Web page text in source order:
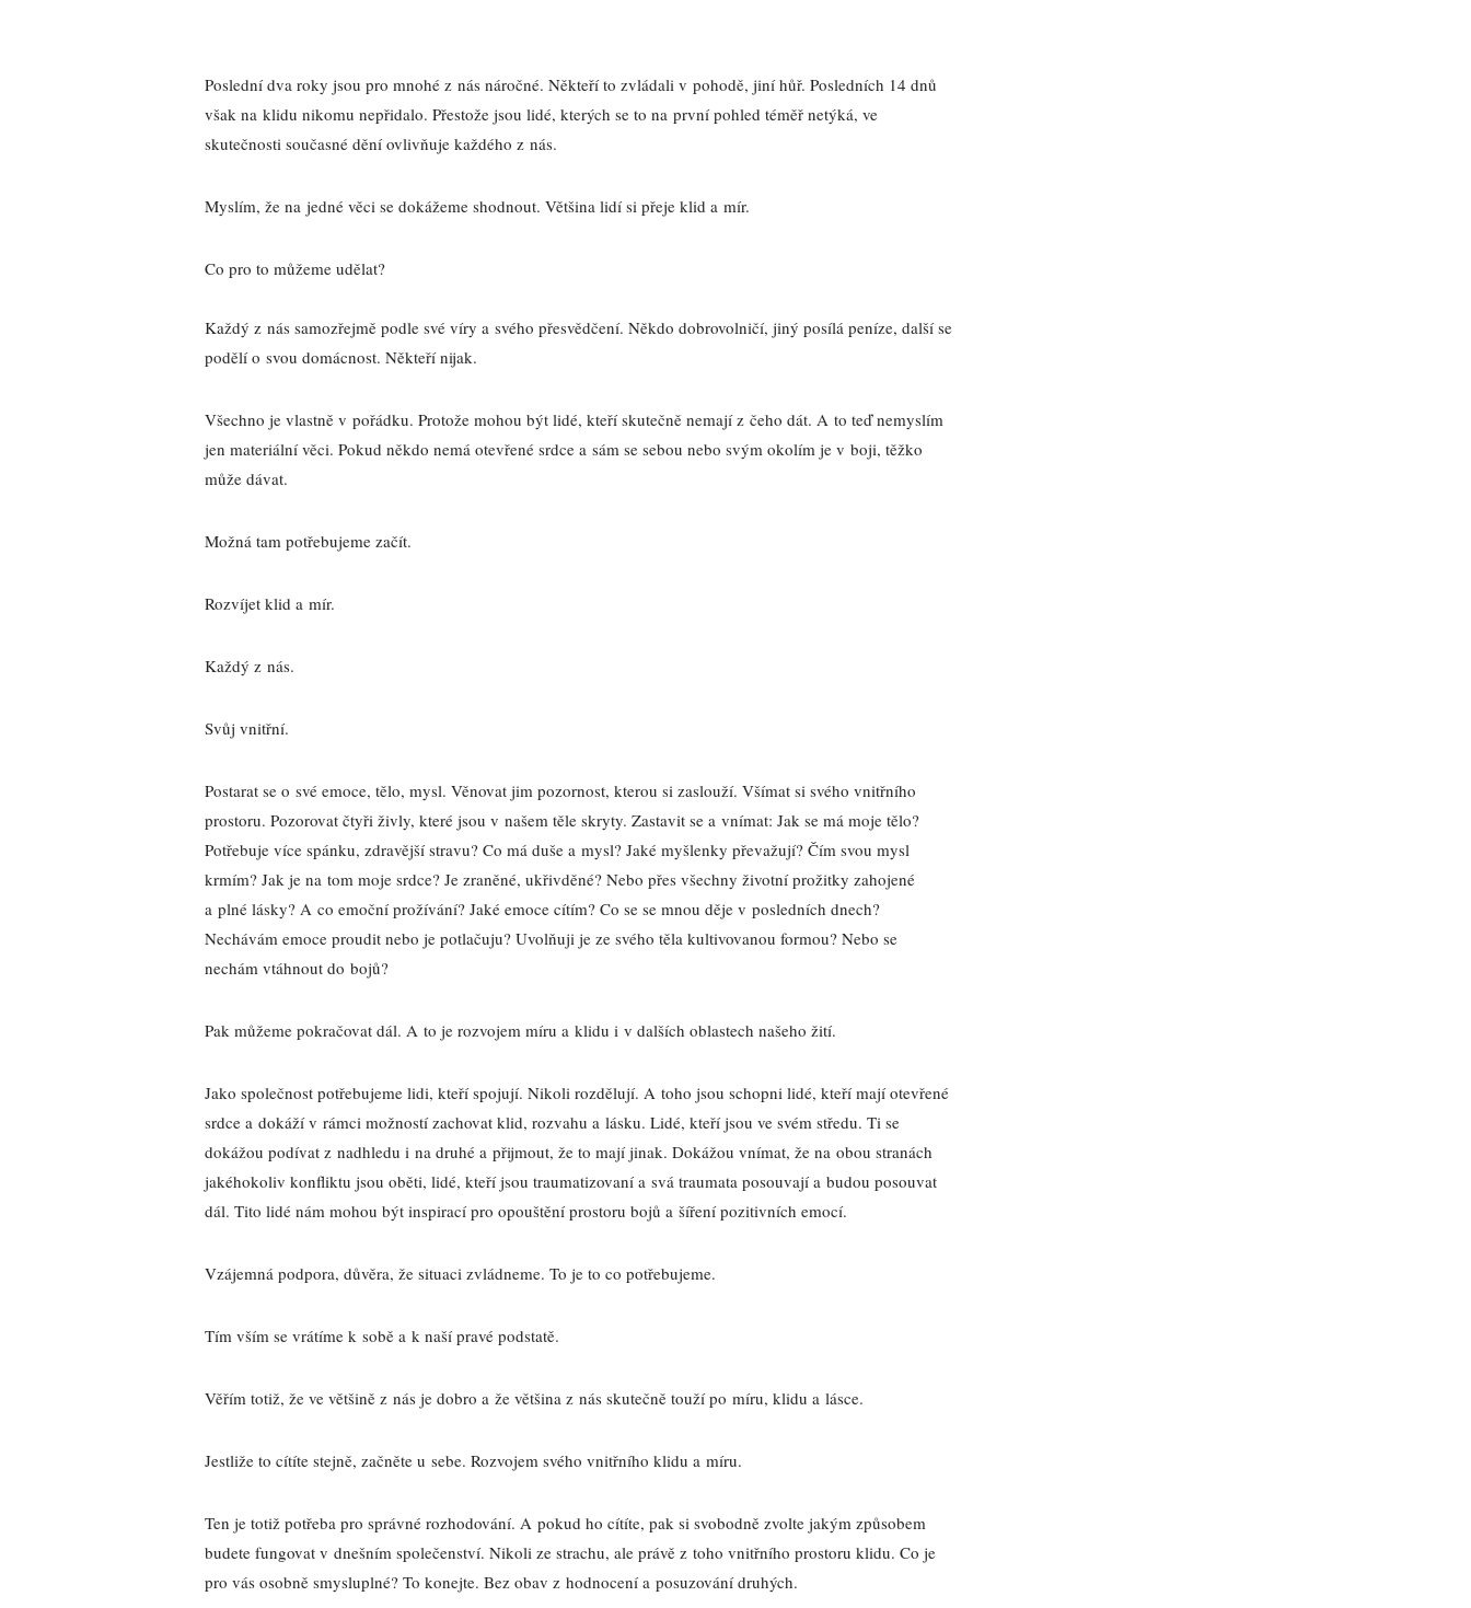
Poslední dva roky jsou pro mnohé z nás náročné. Někteří to zvládali v pohodě, jiní hůř. Posledních 14 dnů
však na klidu nikomu nepřidalo. Přestože jsou lidé, kterých se to na první pohled téměř netýká, ve
skutečnosti současné dění ovlivňuje každého z nás.
Myslím, že na jedné věci se dokážeme shodnout. Většina lidí si přeje klid a mír.
Co pro to můžeme udělat?
Každý z nás samozřejmě podle své víry a svého přesvědčení. Někdo dobrovolničí, jiný posílá peníze, další se
podělí o svou domácnost. Někteří nijak.
Všechno je vlastně v pořádku. Protože mohou být lidé, kteří skutečně nemají z čeho dát. A to teď nemyslím
jen materiální věci. Pokud někdo nemá otevřené srdce a sám se sebou nebo svým okolím je v boji, těžko
může dávat.
Možná tam potřebujeme začít.
Rozvíjet klid a mír.
Každý z nás.
Svůj vnitřní.
Postarat se o své emoce, tělo, mysl. Věnovat jim pozornost, kterou si zaslouží. Všímat si svého vnitřního
prostoru. Pozorovat čtyři živly, které jsou v našem těle skryty. Zastavit se a vnímat: Jak se má moje tělo?
Potřebuje více spánku, zdravější stravu? Co má duše a mysl? Jaké myšlenky převažují? Čím svou mysl
krmím? Jak je na tom moje srdce? Je zraněné, ukřivděné? Nebo přes všechny životní prožitky zahojené
a plné lásky? A co emoční prožívání? Jaké emoce cítím? Co se se mnou děje v posledních dnech?
Nechávám emoce proudit nebo je potlačuju? Uvolňuji je ze svého těla kultivovanou formou? Nebo se
nechám vtáhnout do bojů?
Pak můžeme pokračovat dál. A to je rozvojem míru a klidu i v dalších oblastech našeho žití.
Jako společnost potřebujeme lidi, kteří spojují. Nikoli rozdělují. A toho jsou schopni lidé, kteří mají otevřené
srdce a dokáží v rámci možností zachovat klid, rozvahu a lásku. Lidé, kteří jsou ve svém středu. Ti se
dokážou podívat z nadhledu i na druhé a přijmout, že to mají jinak. Dokážou vnímat, že na obou stranách
jakéhokoliv konfliktu jsou oběti, lidé, kteří jsou traumatizovaní a svá traumata posouvají a budou posouvat
dál. Tito lidé nám mohou být inspirací pro opouštění prostoru bojů a šíření pozitivních emocí.
Vzájemná podpora, důvěra, že situaci zvládneme. To je to co potřebujeme.
Tím vším se vrátíme k sobě a k naší pravé podstatě.
Věřím totiž, že ve většině z nás je dobro a že většina z nás skutečně touží po míru, klidu a lásce.
Jestliže to cítíte stejně, začněte u sebe. Rozvojem svého vnitřního klidu a míru.
Ten je totiž potřeba pro správné rozhodování. A pokud ho cítíte, pak si svobodně zvolte jakým způsobem
budete fungovat v dnešním společenství. Nikoli ze strachu, ale právě z toho vnitřního prostoru klidu. Co je
pro vás osobně smysluplné? To konejte. Bez obav z hodnocení a posuzování druhých.